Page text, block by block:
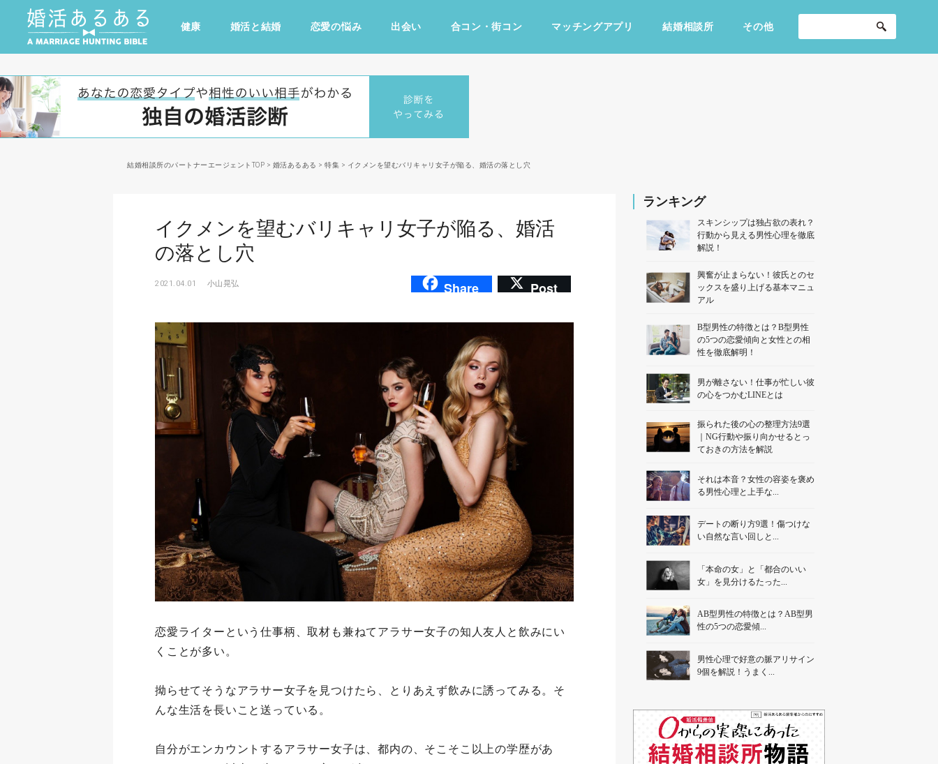
健康 婚活と結婚 恋愛の悩み 出会い 合コン・街コン マッチングアプリ 結婚相談所 その他
心の処方箋 カルチャー・トレンド・芸能
結婚相談所のパートナーエージェントTOP > 婚活あるある > 特集 > イクメンを望むバリキャリ女子が陥る、婚活の落とし穴
イクメンを望むバリキャリ女子が陥る、婚活
の落とし穴
2021.04.01 小山晃弘 Share Post
恋愛ライターという仕事柄、取材も兼ねてアラサー女子の知人友人と飲みにい
くことが多い。
拗らせてそうなアラサー女子を見つけたら、とりあえず飲みに誘ってみる。そ
んな生活を長いこと送っている。
自分がエンカウントするアラサー女子は、都内の、そこそこ以上の学歴があ
ランキング
スキンシップは独占欲の表れ？
行動から見える男性心理を徹底
解説！
興奮が止まらない！彼氏とのセ
ックスを盛り上げる基本マニュ
アル
B型男性の特徴とは？B型男性
の5つの恋愛傾向と女性との相
性を徹底解明！
男が離さない！仕事が忙しい彼
の心をつかむLINEとは
振られた後の心の整理方法9選
｜NG行動や振り向かせるとっ
ておきの方法を解説
それは本音？女性の容姿を褒め
る男性心理と上手な...
デートの断り方9選！傷つけな
い自然な言い回しと...
「本命の女」と「都合のいい
女」を見分けるたった...
AB型男性の特徴とは？AB型男
性の5つの恋愛傾...
男性心理で好意の脈アリサイン
9個を解説！うまく...